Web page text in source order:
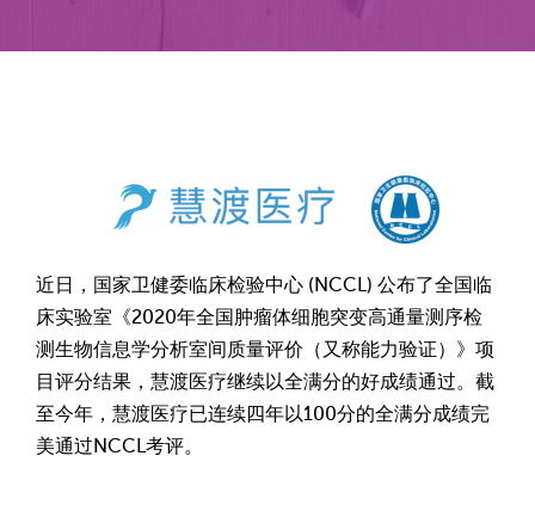
近日，国家卫健委临床检验中心 (NCCL) 公布了全国临
床实验室《2020年全国肿瘤体细胞突变高通量测序检
测生物信息学分析室间质量评价（又称能力验证）》项
目评分结果，慧渡医疗继续以全满分的好成绩通过。截
至今年，慧渡医疗已连续四年以100分的全满分成绩完
美通过NCCL考评。